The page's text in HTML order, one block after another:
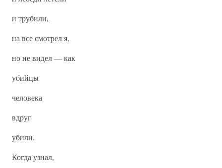
и трубили,
на все смотрел я,
но не видел — как
убийцы
человека
вдруг
убили.
Когда узнал,